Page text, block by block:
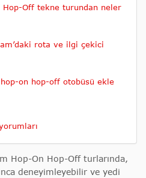
Hop-Off tekne turundan neler
rota ve ilgi çekici
on hop-off otobüsü ekle
Hop-On Hop-Off turlarında,
deneyimleyebilir ve yedi